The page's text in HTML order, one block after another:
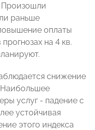
Произошли
раньше
оплаты
на 4 кв.
снижение
Наибольшее
услуг - падение с
устойчивая
этого индекса